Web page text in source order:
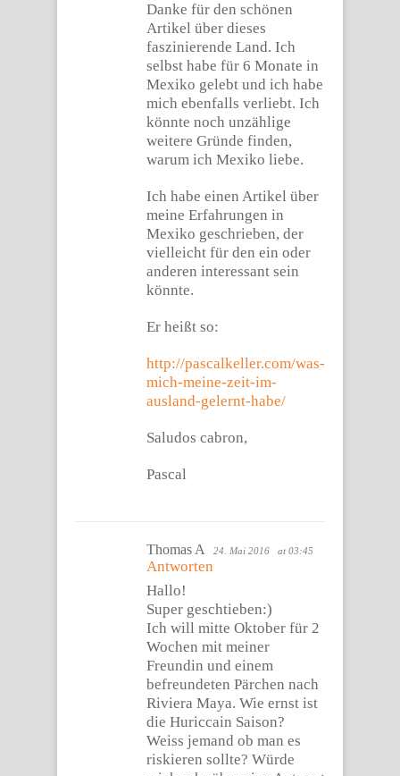
Danke für den schönen
Artikel über dieses
faszinierende Land. Ich
selbst habe für 6 Monate in
Mexiko gelebt und ich habe
mich ebenfalls verliebt. Ich
könnte noch unzählige
weitere Gründe finden,
warum ich Mexiko liebe.
Ich habe einen Artikel über
meine Erfahrungen in
Mexiko geschrieben, der
vielleicht für den ein oder
anderen interessant sein
könnte.
Er heißt so:
http://pascalkeller.com/was-
mich-meine-zeit-im-
ausland-gelernt-habe/
Saludos cabron,
Pascal
Thomas A 24. Mai 2016 at 03:45
Antworten
Hallo!
Super geschtieben:)
Ich will mitte Oktober für 2
Wochen mit meiner
Freundin und einem
befreundeten Pärchen nach
Riviera Maya. Wie ernst ist
die Huriccain Saison?
Weiss jemand ob man es
riskieren sollte? Würde